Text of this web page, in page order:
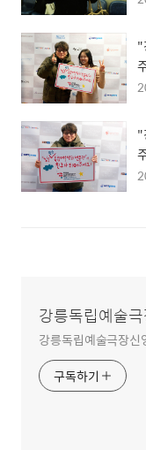
"
"
강릉독립예술
강릉독립예술극장신
구독하기